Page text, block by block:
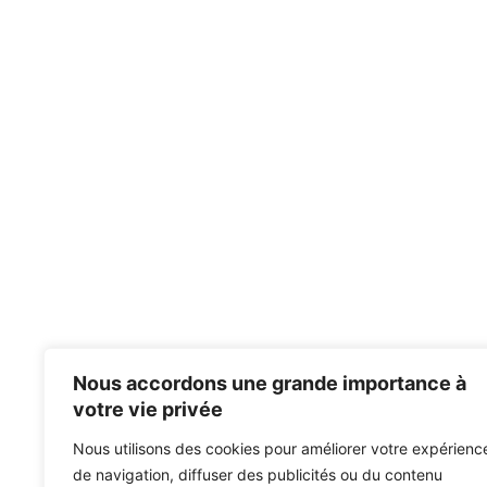
Nous accordons une grande importance à
votre vie privée
Nous utilisons des cookies pour améliorer votre
de navigation, diffuser des publicités ou du contenu